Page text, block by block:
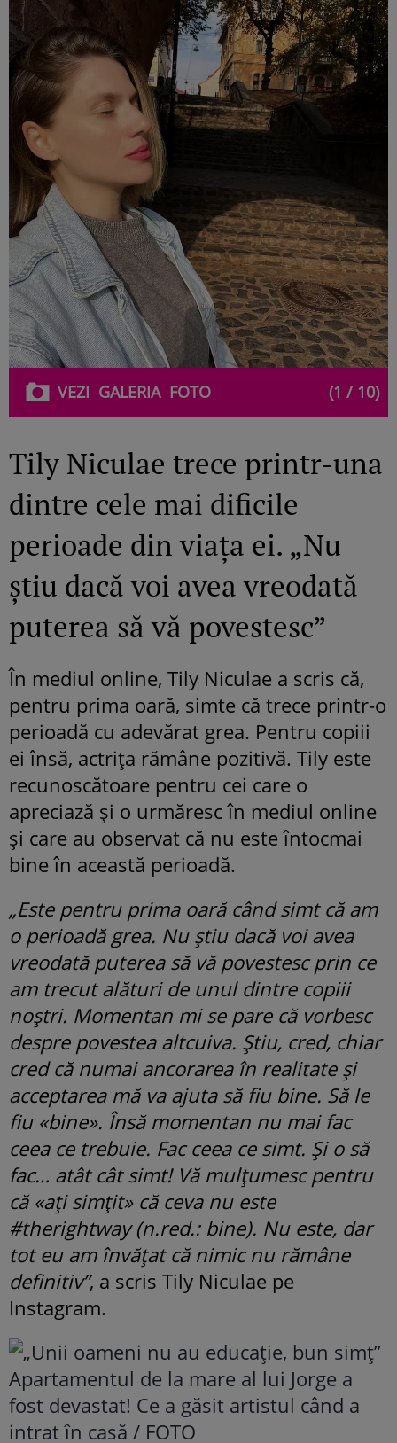
VEZI GALERIAFOTO (1 / 10)
Tily Niculae trece printr-una
dintre cele mai dificile
perioade din viața ei. „Nu
știu dacă voi avea vreodată
puterea să vă povestesc”
În mediul online, Tily Niculae a scris că,
pentru prima oară, simte că trece printr-o
perioadă cu adevărat grea. Pentru copiii
ei însă, actrița rămâne pozitivă. Tily este
recunoscătoare pentru cei care o
apreciază și o urmăresc în mediul online
și care au observat că nu este întocmai
bine în această perioadă.
„Este pentru prima oară când simt că am
o perioadă grea. Nu știu dacă voi avea
vreodată puterea să vă povestesc prin ce
am trecut alături de unul dintre copiii
noștri. Momentan mi se pare că vorbesc
despre povestea altcuiva. Știu, cred, chiar
cred că numai ancorarea în realitate și
acceptarea mă va ajuta să fiu bine. Să le
fiu «bine». Însă momentan nu mai fac
ceea ce trebuie. Fac ceea ce simt. Și o să
fac… atât cât simt! Vă mulțumesc pentru
că «ați simțit» că ceva nu este
#therightway (n.red.: bine). Nu este, dar
tot eu am învățat că nimic nu rămâne
definitiv”, a scris Tily Niculae pe
Instagram.